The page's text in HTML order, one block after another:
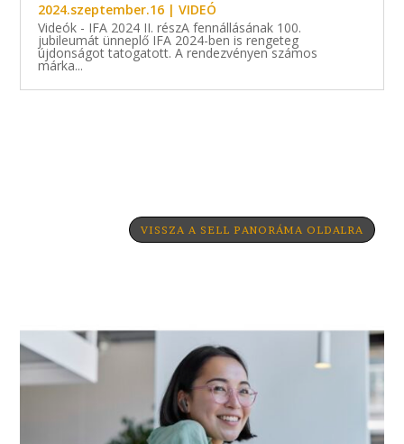
2024.szeptember.16 |VIDEÓ
Videók - IFA 2024 II. részA fennállásának 100.
jubileumát ünneplő IFA 2024-ben is rengeteg
újdonságot tatogatott. A rendezvényen számos
márka...
VISSZA A SELL PANORÁMA OLDALRA